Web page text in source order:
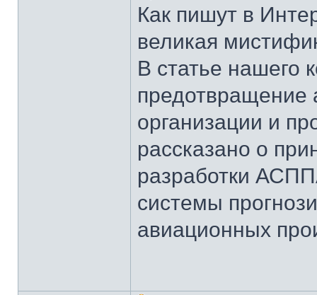
Как пишут в
великая
В статье нашего
предотвращение
организации и
рассказано о
разработки
системы
авиационных